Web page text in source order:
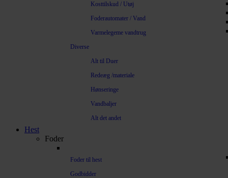
Kosttilskud / Utøj
Foderautomater / Vand
Varmelegeme vandtrug
Diverse
Alt til Duer
Redeæg /materiale
Hønseringe
Vandbaljer
Alt det andet
Hest
Foder
Foder til hest
Godbidder